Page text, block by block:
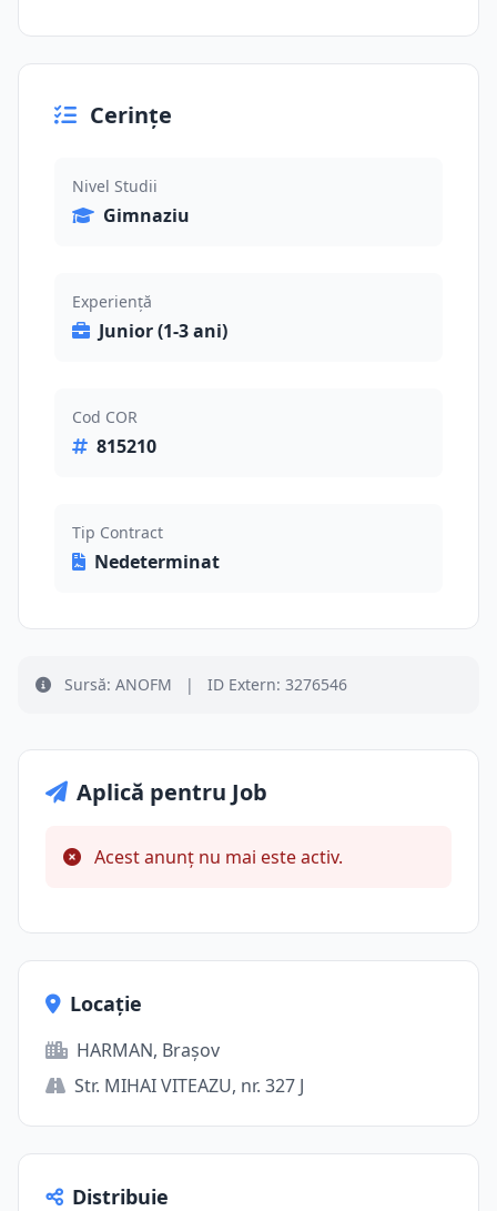
Cerințe
Nivel Studii
Gimnaziu
Experiență
Junior (1-3 ani)
Cod COR
815210
Tip Contract
Nedeterminat
Sursă: ANOFM | ID Extern: 3276546
Aplică pentru Job
Acest anunț nu mai este activ.
Locație
HARMAN, Brașov
Str. MIHAI VITEAZU, nr. 327 J
Distribuie